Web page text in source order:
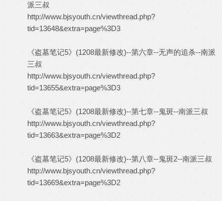
派三叔
http://www.bjsyouth.cn/viewthread.php?
tid=13648&extra=page%3D3
《盗墓笔记5》(1208最新修改)--第六章--无声的追杀--南派
三叔
http://www.bjsyouth.cn/viewthread.php?
tid=13655&extra=page%3D3
《盗墓笔记5》(1208最新修改)--第七章--鬼斑--南派三叔
http://www.bjsyouth.cn/viewthread.php?
tid=13663&extra=page%3D2
《盗墓笔记5》(1208最新修改)--第八章--鬼斑2--南派三叔
http://www.bjsyouth.cn/viewthread.php?
tid=13669&extra=page%3D2